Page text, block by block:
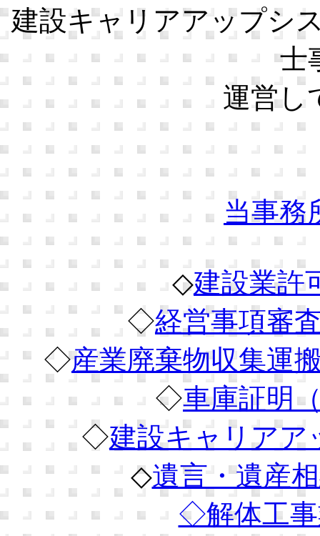
建設キャリアアップシ
士
運営し
当事務
◇建設業許
◇経営事項審
◇産業廃棄物収集運
◇車庫証明
◇建設キャリアア
◇遺言・遺産
◇解体工事